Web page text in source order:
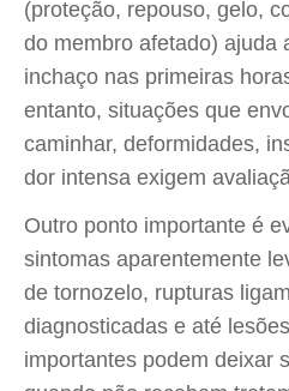
(proteção, repouso, gelo,
do membro afetado) ajuda
inchaço nas primeiras
entanto, situações que
caminhar, deformidades,
dor intensa exigem
Outro ponto importante é
sintomas aparentemente
de tornozelo, rupturas
diagnosticadas e até
importantes podem deixar